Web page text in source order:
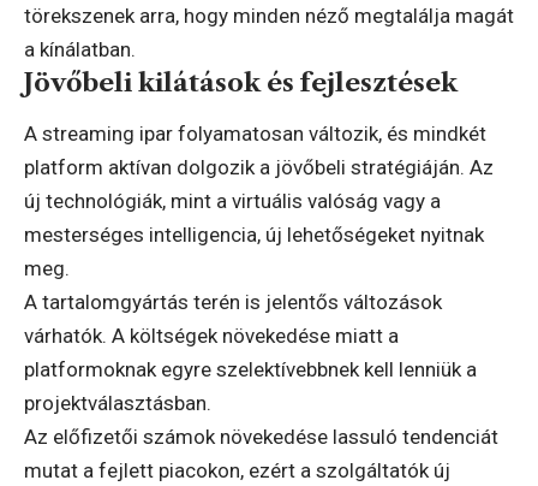
törekszenek arra, hogy minden néző megtalálja magát
a kínálatban.
Jövőbeli kilátások és fejlesztések
A streaming ipar folyamatosan változik, és mindkét
platform aktívan dolgozik a jövőbeli stratégiáján. Az
új technológiák, mint a virtuális valóság vagy a
mesterséges intelligencia, új lehetőségeket nyitnak
meg.
A tartalomgyártás terén is jelentős változások
várhatók. A költségek növekedése miatt a
platformoknak egyre szelektívebbnek kell lenniük a
projektválasztásban.
Az előfizetői számok növekedése lassuló tendenciát
mutat a fejlett piacokon, ezért a szolgáltatók új